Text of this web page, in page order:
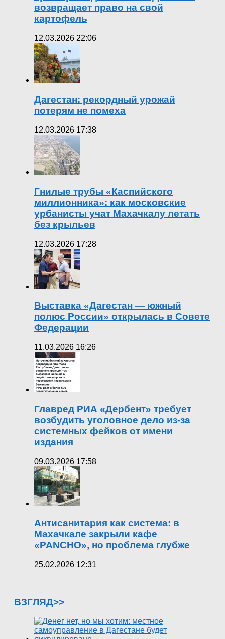
возвращает право на свой
картофель
12.03.2026 22:06
Дагестан: рекордный урожай
потерям не помеха
12.03.2026 17:38
Гнилые трубы «Каспийского
миллионника»: как московские
урбанисты учат Махачкалу летать
без крыльев
12.03.2026 17:28
Выставка «Дагестан — южный
полюс России» открылась в Совете
Федерации
11.03.2026 16:26
Главред РИА «Дербент» требует
возбудить уголовное дело из-за
системных фейков от имени
издания
09.03.2026 17:58
Антисанитария как система: в
Махачкале закрыли кафе
«PANCHO», но проблема глубже
25.02.2026 12:31
ВЗГЛЯД>>